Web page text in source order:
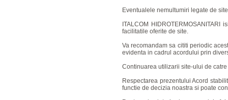
Eventualele nemultumiri legate de
ITALCOM
facilitatile oferite de site.
Va recomandam sa cititi periodic
evidenta in cadrul acordului prin
Continuarea utilizarii site-ului de
Respectarea prezentului Acord
functie de decizia noastra si poate